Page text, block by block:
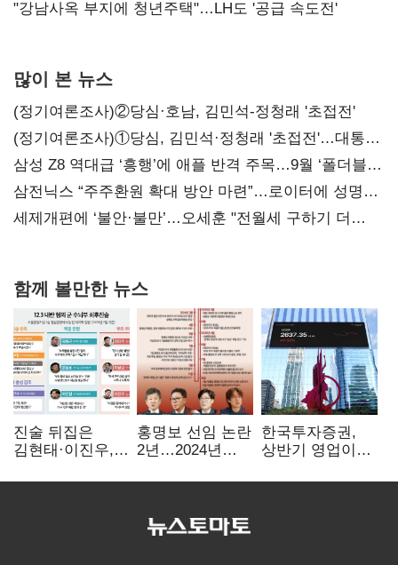
"강남사옥 부지에 청년주택"…LH도 '공급 속도전'
많이 본 뉴스
(정기여론조사)②당심·호남, 김민석-정청래 '초접전'
(정기여론조사)①당심, 김민석·정청래 '초접전'…대통령
지지도 '50% 아래로'(종합)
삼성 Z8 역대급 ‘흥행’에 애플 반격 주목…9월 ‘폴더블
대전’
삼전닉스 “주주환원 확대 방안 마련”…로이터에 성명
보내
세제개편에 ‘불안·불만’…오세훈 "전월세 구하기 더
함께 볼만한 뉴스
진술 뒤집은
김현태·이진우,
헌신"…법정서
홍명보 선임 논란
2년…2024년
압색까지
한국투자증권,
상반기 영업이익
전년비 89.1%↑